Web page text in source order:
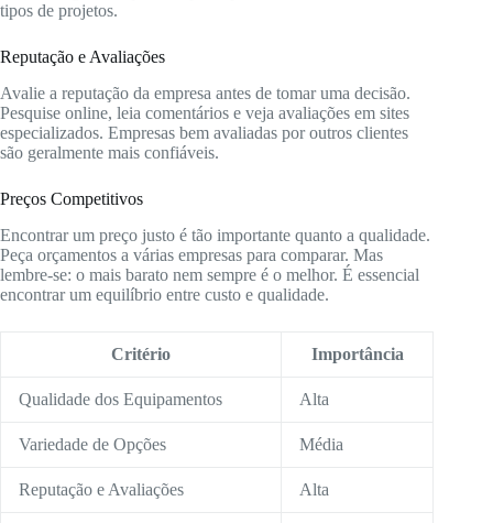
tipos de projetos.
Reputação e Avaliações
Avalie a reputação da empresa antes de tomar uma decisão.
Pesquise online, leia comentários e veja avaliações em sites
especializados. Empresas bem avaliadas por outros clientes
são geralmente mais confiáveis.
Preços Competitivos
Encontrar um preço justo é tão importante quanto a qualidade.
Peça orçamentos a várias empresas para comparar. Mas
lembre-se: o mais barato nem sempre é o melhor. É essencial
encontrar um equilíbrio entre custo e qualidade.
Critério Importância
Qualidade dos Equipamentos Alta
Variedade de Opções Média
Reputação e Avaliações Alta